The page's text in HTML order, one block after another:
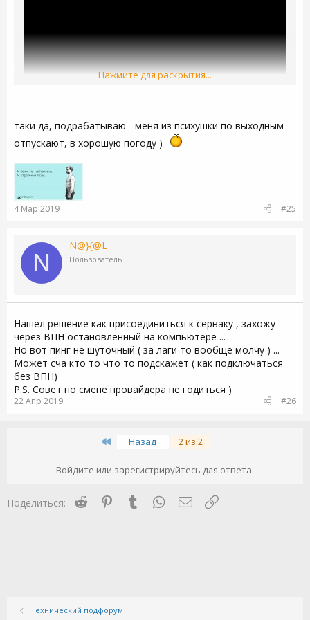
Нажмите для раскрытия...
таки да, подрабатываю - меня из психушки по выходным
отпускают, в хорошую погоду )
4 Мар 2019 #25
N
N@}{@L
Пользователь
Нашел решение как присоединиться к серваку , захожу
через ВПН остановленный на компьютере ...
Но вот пинг не шуточный ( за лаги то вообще молчу ) ...
Может сча кто то что то подскажет ( как подключаться
без ВПН)
P.S. Совет по смене провайдера не годиться )
22 Апр 2019 #26
First Назад 2 из 2
Войдите или зарегистрируйтесь для ответа.
Поделиться: Reddit PinterestTumblr WhatsAppЭлектронная почта
Технический подфорум